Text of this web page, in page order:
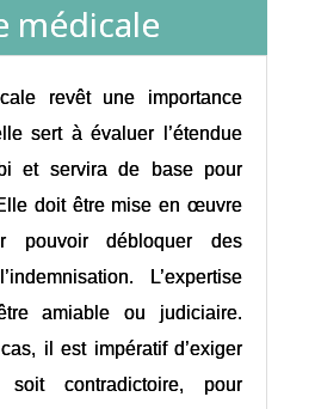
médicale
revêt une importance
sert à évaluer l’étendue
et servira de base pour
doit être mise en œuvre
pouvoir débloquer des
L’expertise
amiable ou judiciaire.
il est impératif d’exiger
soit contradictoire, pour